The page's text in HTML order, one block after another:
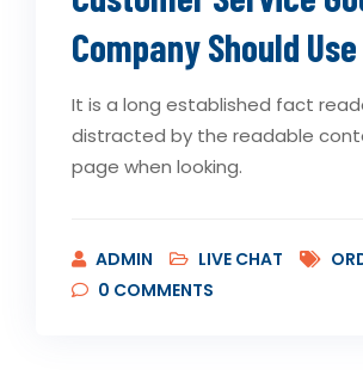
Company Should Use
It is a long established fact
distracted by the readable
page when looking.
ADMIN LIVE CHAT
0 COMMENTS